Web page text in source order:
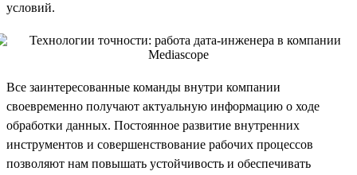
условий.
Все заинтересованные команды внутри компании
своевременно получают актуальную информацию о ходе
обработки данных. Постоянное развитие внутренних
инструментов и совершенствование рабочих процессов
позволяют нам повышать устойчивость и обеспечивать